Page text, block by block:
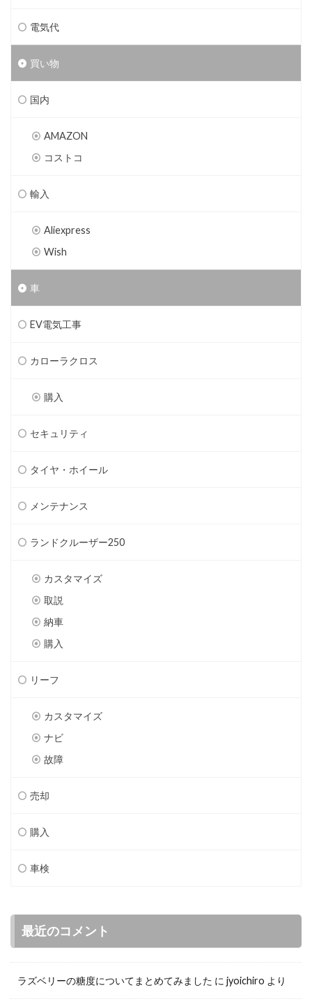
電気代
買い物
国内
AMAZON
コストコ
輸入
Aliexpress
Wish
車
EV電気工事
カローラクロス
購入
セキュリティ
タイヤ・ホイール
メンテナンス
ランドクルーザー250
カスタマイズ
取説
納車
購入
リーフ
カスタマイズ
ナビ
故障
売却
購入
車検
最近のコメント
ラズベリーの糖度についてまとめてみました に jyoichiro より